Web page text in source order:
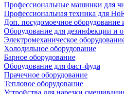
Профессиональные машинки для
Профессиональная техника для
Доп. посудомоечное оборудование
Оборудование для дезинфекции и
Электромеханическое
Холодильное оборудование
Барное оборудование
Оборудование для фаст-фуда
Прачечное оборудование
Тепловое оборудование